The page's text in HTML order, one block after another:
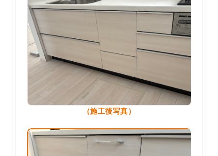
（施工後写真）